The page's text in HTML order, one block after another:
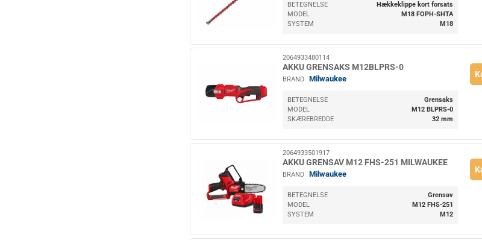
BETEGNELSE
Hækkeklippe kort forsats
MODEL
M18 FOPH-SHTA
SYSTEM
M18
2064933480114
AKKU GRENSAKS M12BLPRS-0
BRAND Milwaukee
BETEGNELSE
Grensaks
MODEL
M12 BLPRS-0
SKÆREBREDDE
32 mm
2064933501917
AKKU GRENSAV M12 FHS-251 MILWAUKEE
BRAND Milwaukee
BETEGNELSE
Grensav
MODEL
M12 FHS-251
SYSTEM
M12